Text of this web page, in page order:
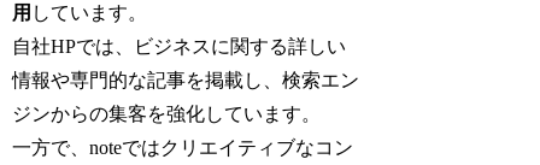
用 しています。
自社HPでは、ビジネスに関する詳しい
情報や専門的な記事を掲載し、検索エン
ジンからの集客を強化しています。
一方で、noteではクリエイティブなコン